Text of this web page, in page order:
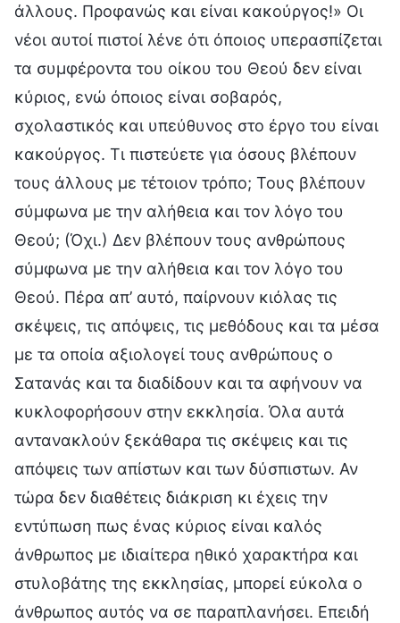
άλλους. Προφανώς και είναι κακούργος!» Οι
νέοι αυτοί πιστοί λένε ότι όποιος υπερασπίζεται
τα συμφέροντα του οίκου του Θεού δεν είναι
κύριος, ενώ όποιος είναι σοβαρός,
σχολαστικός και υπεύθυνος στο έργο του είναι
κακούργος. Τι πιστεύετε για όσους βλέπουν
τους άλλους με τέτοιον τρόπο; Τους βλέπουν
σύμφωνα με την αλήθεια και τον λόγο του
Θεού; (Όχι.) Δεν βλέπουν τους ανθρώπους
σύμφωνα με την αλήθεια και τον λόγο του
Θεού. Πέρα απ’ αυτό, παίρνουν κιόλας τις
σκέψεις, τις απόψεις, τις μεθόδους και τα μέσα
με τα οποία αξιολογεί τους ανθρώπους ο
Σατανάς και τα διαδίδουν και τα αφήνουν να
κυκλοφορήσουν στην εκκλησία. Όλα αυτά
αντανακλούν ξεκάθαρα τις σκέψεις και τις
απόψεις των απίστων και των δύσπιστων. Αν
τώρα δεν διαθέτεις διάκριση κι έχεις την
εντύπωση πως ένας κύριος είναι καλός
άνθρωπος με ιδιαίτερα ηθικό χαρακτήρα και
στυλοβάτης της εκκλησίας, μπορεί εύκολα ο
άνθρωπος αυτός να σε παραπλανήσει. Επειδή